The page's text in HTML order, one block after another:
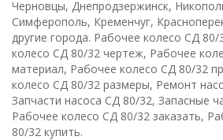
Черновцы, Днепродзержинск,
Симферополь, Кременчуг,
другие города. Рабочее колесо CД
колесо CД 80/32 чертеж, Рабочее
материал, Рабочее колесо CД 80/32
колесо CД 80/32 размеры, Ремонт
Запчасти насоса CД 80/32, Запасные
Рабочее колесо CД 80/32 заказать,
80/32 купить.